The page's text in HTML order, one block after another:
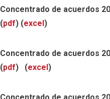
Concentrado de acuerdos
(pdf) (excel)
Concentrado de acuerdos
(pdf) (excel)